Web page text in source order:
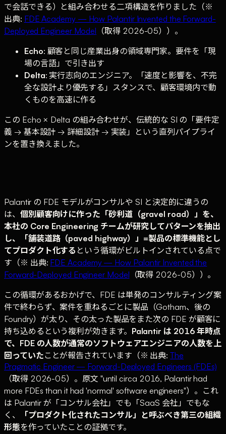
で会話できる）と組み合わせる二項構造を作りました（※
出典: FDE Academy — How Palantir Invented the Forward-
Deployed Engineer Model （取得 2026-05））。
Echo: 顧客と同じ産業出身の領域専門家。要件を「現
場の言語」で引き出す
Delta: 実行志向のエンジニア。「速度と影響を、不完
全な設計より優先する」スタンスで、顧客環境内で動
くものを高速に作る
この Echo × Delta の組み合わせが、伝統的な SI の「要件定
義 → 基本設計 → 詳細設計 → 実装」という直列パイプライ
ンを置き換えました。
Palantir の FDE モデルがコンサルや SI と決定的に違うの
は、 個別顧客向けに作った「砂利道（gravel road）」を、
本社の Core Engineering チームが研究してパターンを抽出
し、「舗装道路（paved highway）」=製品の標準機能とし
てプロダクト化する という循環がビルトインされている点で
す（※ 出典: FDE Academy — How Palantir Invented the
Forward-Deployed Engineer Model （取得 2026-05））。
この循環があるおかげで、FDE は単発のコンサルティング案
件で終わらず、案件を重ねるごとに製品（Gotham、後の
Foundry）が太り、その太った製品をまた次の FDE が顧客に
持ち込めるという複利が効きます。 Palantir は 2016 年時点
で、FDE の人数が通常のソフトウェアエンジニアの人数を上
回っていたことが報告されています（※ 出典:The
Pragmatic Engineer — Forward-Deployed Engineers (FDEs)
（取得 2026-05）。原文 "until circa 2016, Palantir had
more FDEs than it had 'normal' software engineers"）。これ
は Palantir が「コンサル会社」でも「SaaS 会社」でもな
く、
「プロダクト化されたコンサル」と呼ぶべき第三の組織
形態を作っていたことの証拠です。